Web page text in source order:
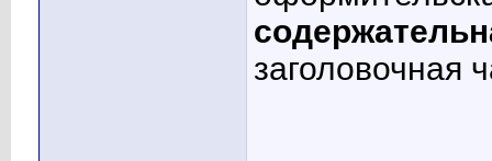
заголовочная